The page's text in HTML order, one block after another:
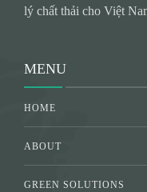
lý chất thải cho Việt
MENU
HOME
ABOUT
GREEN SOLUTIONS